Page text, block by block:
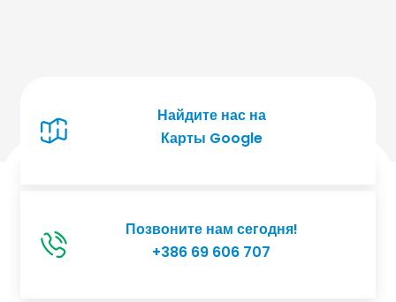
Найдите нас на
Карты Google
Позвоните нам сегодня!
+386 69 606 707